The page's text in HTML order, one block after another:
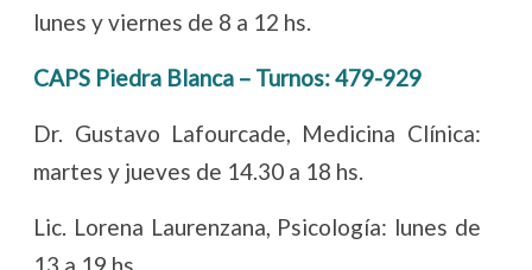
lunes y viernes de 8 a 12 hs.
CAPS Piedra Blanca – Turnos: 479-929
Dr. Gustavo Lafourcade, Medicina Clínica:
martes y jueves de 14.30 a 18 hs.
Lic. Lorena Laurenzana, Psicología: lunes de